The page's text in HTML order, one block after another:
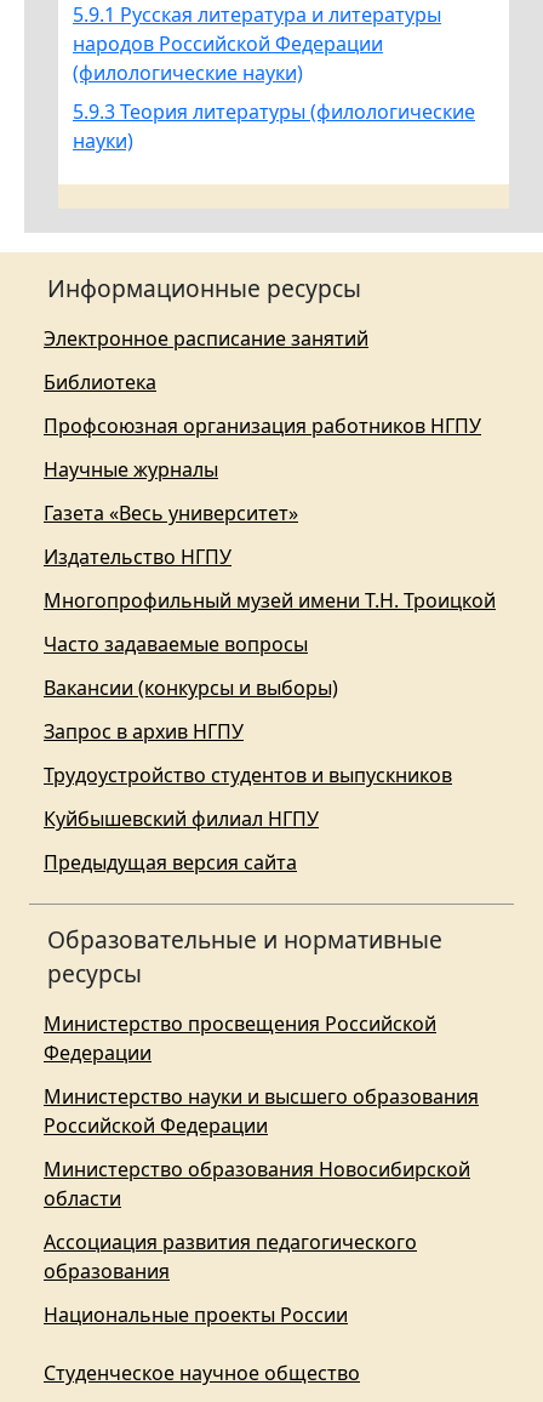
5.9.1 Русская литература и литературы
народов Российской Федерации
(филологические науки)
5.9.3 Теория литературы (филологические
науки)
Информационные ресурсы
Электронное расписание занятий
Библиотека
Профсоюзная организация работников НГПУ
Научные журналы
Газета «Весь университет»
Издательство НГПУ
Многопрофильный музей имени Т.Н. Троицкой
Часто задаваемые вопросы
Вакансии (конкурсы и выборы)
Запрос в архив НГПУ
Трудоустройство студентов и выпускников
Куйбышевский филиал НГПУ
Предыдущая версия сайта
Образовательные и нормативные
ресурсы
Министерство просвещения Российской
Федерации
Министерство науки и высшего образования
Российской Федерации
Министерство образования Новосибирской
области
Ассоциация развития педагогического
образования
Национальные проекты России
Студенческое научное общество